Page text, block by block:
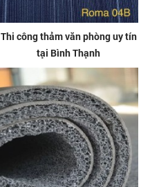
Thi công thảm văn phòng uy tín
tại Bình Thạnh